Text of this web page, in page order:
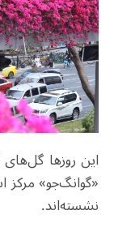
این روزها
«گوانگ‌جو»
نشسته‌اند.